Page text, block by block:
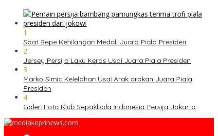
1
Saat Bepe Kehilangan Medali Juara Piala Presiden
2
Jersey Persija Laku Keras Usai Juara Piala Presiden
3
Marko Simic Kelelahan Usai Arak arakan Juara Piala
Presiden
4
Galeri Foto Klub Sepakbola Indonesia Persija Jakarta